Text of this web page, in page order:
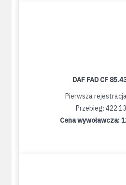
DAF FAD CF
Pierwsza
Przebieg: 422
Cena wywoławcza: